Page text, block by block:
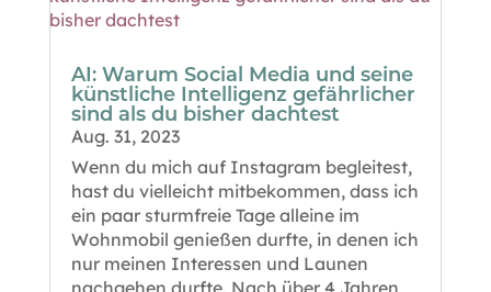
AI: Warum Social Media und seine
künstliche Intelligenz gefährlicher
sind als du bisher dachtest
Aug. 31, 2023
Wenn du mich auf Instagram begleitest,
hast du vielleicht mitbekommen, dass ich
ein paar sturmfreie Tage alleine im
Wohnmobil genießen durfte, in denen ich
nur meinen Interessen und Launen
nachgehen durfte. Nach über 4 Jahren